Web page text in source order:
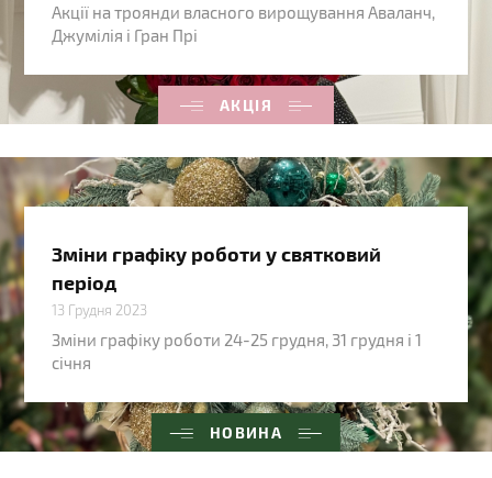
АКЦІЯ
Акції на троянди власного вирощування Аваланч,
Джумілія і Гран Прі
НОВИНА
Зміни графіку роботи у святковий
період
13 Грудня 2023
Зміни графіку роботи 24-25 грудня, 31 грудня і 1
січня